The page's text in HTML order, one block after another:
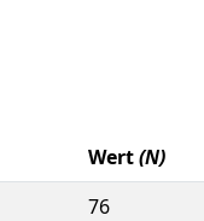
Wert(N)
76